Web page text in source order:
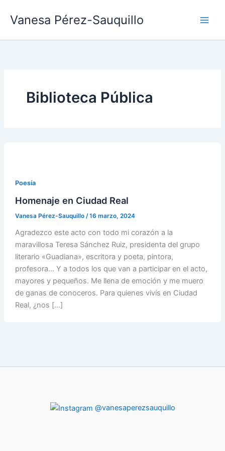
Vanesa Pérez-Sauquillo
Biblioteca Pública
Poesía
Homenaje en Ciudad Real
Vanesa Pérez-Sauquillo /16 marzo, 2024
Agradezco este acto con todo mi corazón a la
maravillosa Teresa Sánchez Ruiz, presidenta del grupo
literario «Guadiana», escritora y poeta, pintora,
profesora… Y a todos los que van a participar en el acto,
mayores y pequeños. Me llena de emoción y me muero
de ganas de conoceros. Para quienes vivís en Ciudad
Real, ¿nos […]
@vanesaperezsauquillo